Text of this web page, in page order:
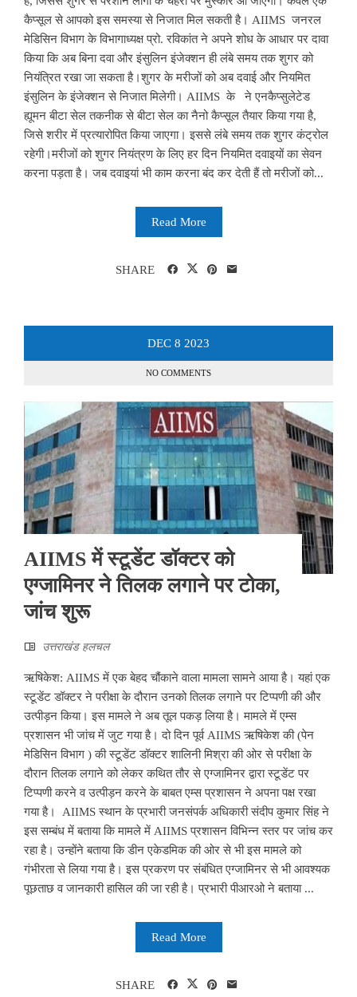
कैप्सूल से आपको इस समस्या से निजात मिल सकती है। AIIMS जनरल
मेडिसिन विभाग के विभागाध्यक्ष प्रो. रविकांत ने अपने शोध के आधार पर दावा
किया कि अब बिना दवा और इंसुलिन इंजेक्शन ही लंबे समय तक शुगर को
नियंत्रित रखा जा सकता है।शुगर के मरीजों को अब दवाई और नियमित
इंसुलिन के इंजेक्शन से निजात मिलेगी। AIIMS के ने एनकैप्सुलेटेड
ह्यूमन बीटा सेल तकनीक से बीटा सेल का नैनो कैप्सूल तैयार किया गया है,
जिसे शरीर में प्रत्यारोपित किया जाएगा। इससे लंबे समय तक शुगर कंट्रोल
रहेगी।मरीजों को शुगर नियंत्रण के लिए हर दिन नियमित दवाइयों का सेवन
करना पड़ता है। जब दवाइयां भी काम करना बंद कर देती हैं तो मरीजों को...
Read More
SHARE
DEC 8 2023
NO COMMENTS
AIIMS में स्टूडेंट डॉक्टर को
एग्जामिनर ने तिलक लगाने पर टोका,
जांच शुरू
उत्तराखंड हलचल
ऋषिकेश: AIIMS में एक बेहद चौंकाने वाला मामला सामने आया है। यहां एक
स्टूडेंट डॉक्टर ने परीक्षा के दौरान उनको तिलक लगाने पर टिप्पणी की और
उत्पीड़न किया। इस मामले ने अब तूल पकड़ लिया है। मामले में एम्स
प्रशासन भी जांच में जुट गया है। दो दिन पूर्व AIIMS ऋषिकेश की (पेन
मेडिसिन विभाग ) की स्टूडेंट डॉक्टर शालिनी मिश्रा की ओर से परीक्षा के
दौरान तिलक लगाने को लेकर कथित तौर से एग्जामिनर द्वारा स्टूडेंट पर
टिप्पणी करने व उत्पीड़न करने के बाबत एम्स प्रशासन ने अपना पक्ष रखा
गया है। AIIMS स्थान के प्रभारी जनसंपर्क अधिकारी संदीप कुमार सिंह ने
इस सम्बंध में बताया कि मामले में AIIMS प्रशासन विभिन्न स्तर पर जांच कर
रहा है। उन्होंने बताया कि डीन एकेडमिक की ओर से भी इस मामले को
गंभीरता से लिया गया है। इस प्रकरण पर संबंधित एग्जामिनर से भी आवश्यक
पूछताछ व जानकारी हासिल की जा रही है। प्रभारी पीआरओ ने बताया ...
Read More
SHARE